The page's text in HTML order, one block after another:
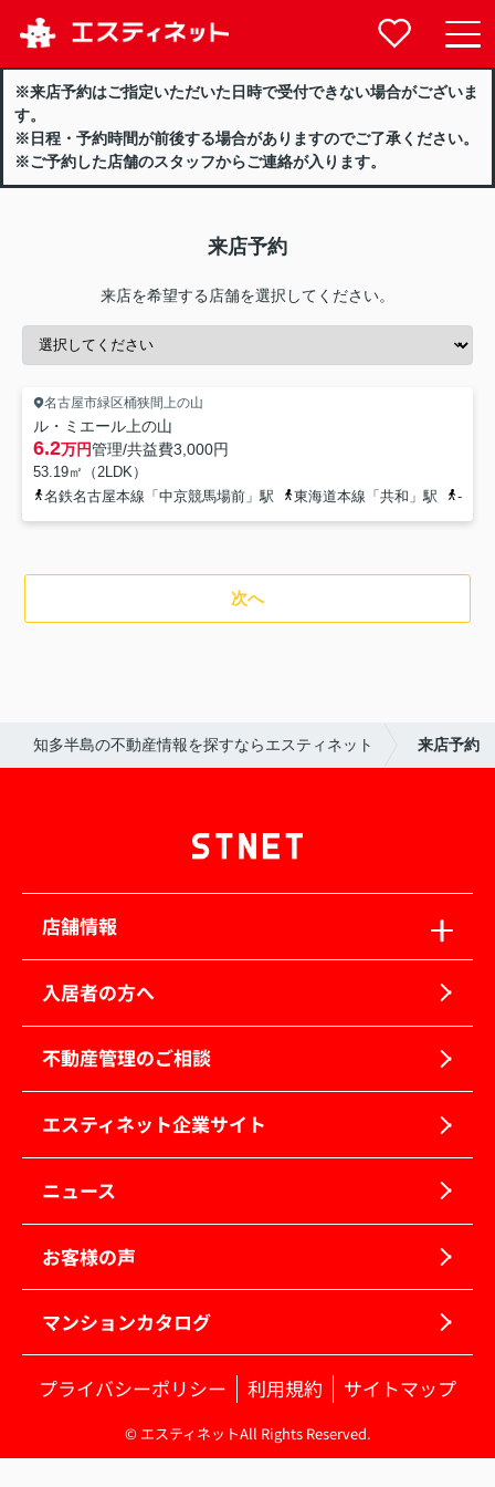
※来店予約はご指定いただいた日時で受付できない場合がございま
す。
※日程・予約時間が前後する場合がありますのでご了承ください。
※ご予約した店舗のスタッフからご連絡が入ります。
来店予約
来店を希望する店舗を選択してください。
名古屋市緑区桶狭間上の山
ル・ミエール上の山
6.2万円管理/共益費3,000円
53.19㎡（2LDK）
名鉄名古屋本線「中京競馬場前」駅
東海道本線「共和」駅 -
次へ
知多半島の不動産情報を探すならエスティネット 来店予約
店舗情報
入居者の方へ
不動産管理のご相談
エスティネット企業サイト
ニュース
お客様の声
マンションカタログ
プライバシーポリシー 利用規約 サイトマップ
© エスティネットAll Rights Reserved.